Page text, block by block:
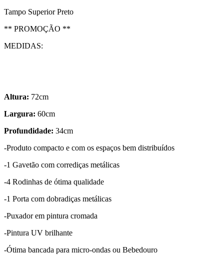
Tampo Superior Preto
** PROMOÇÃO **
MEDIDAS:
Altura: 72cm
Largura: 60cm
Profundidade: 34cm
-Produto compacto e com os espaços bem distribuídos
-1 Gavetão com corrediças metálicas
-4 Rodinhas de ótima qualidade
-1 Porta com dobradiças metálicas
-Puxador em pintura cromada
-Pintura UV brilhante
-Ótima bancada para micro-ondas ou Bebedouro